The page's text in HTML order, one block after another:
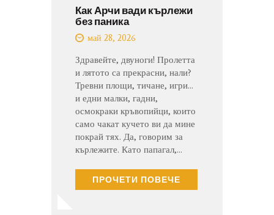
Как Арчи вади кърлежи
без паника
май 28, 2026
Здравейте, двуноги! Пролетта
и лятото са прекрасни, нали?
Тревни площи, тичане, игри...
и едни малки, гадни,
осмокраки кръвопийци, които
само чакат кучето ви да мине
покрай тях. Да, говорим за
кърлежите. Като папагал,…
ПРОЧЕТИ ПОВЕЧЕ